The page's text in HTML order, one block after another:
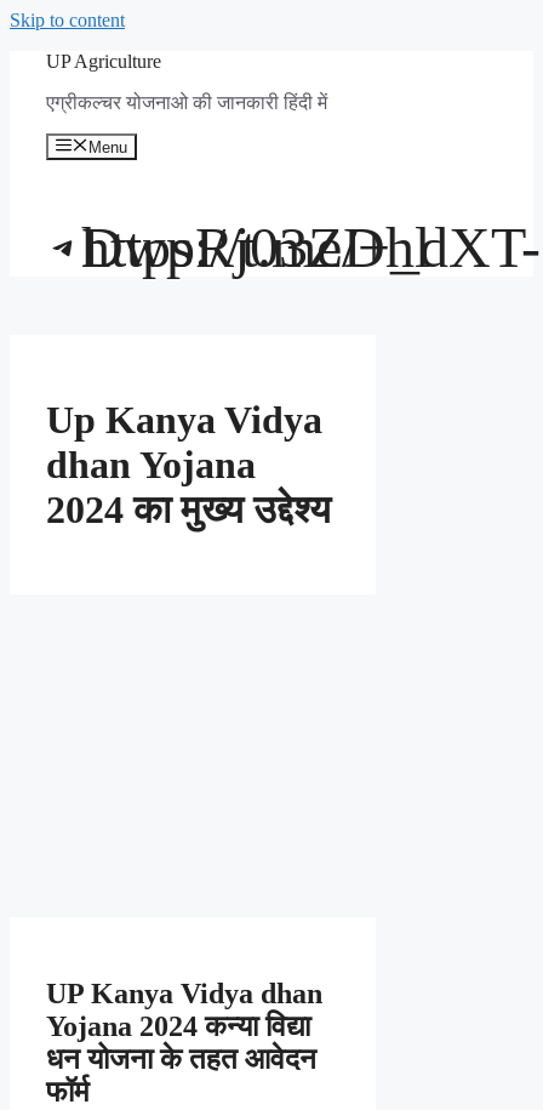
Skip to content
UP Agriculture
एग्रीकल्चर योजनाओ की जानकारी हिंदी में
Menu
https://t.me/+_dXT-DwpRj03ZDhl
Up Kanya Vidya
dhan Yojana
2024 का मुख्य उद्देश्य
UP Kanya Vidya dhan
Yojana 2024 कन्या विद्या
धन योजना के तहत आवेदन
फॉर्म